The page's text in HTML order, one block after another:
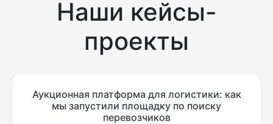
Наши кейсы-
проекты
Аукционная платформа для логистики: как
мы запустили площадку по поиску
перевозчиков